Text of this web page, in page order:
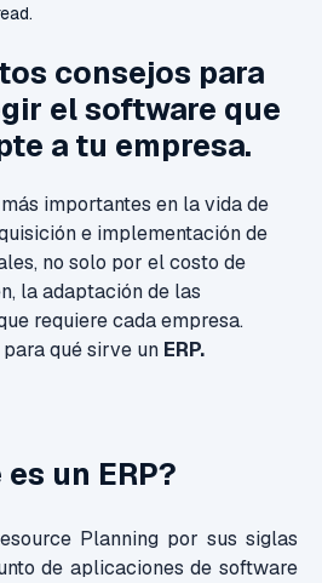
consejos para
el software que
a tu empresa.
importantes en la vida de
e implementación de
no solo por el costo de
la adaptación de las
requiere cada empresa.
qué sirve un ERP.
es un ERP?
Planning por sus siglas
de aplicaciones de software